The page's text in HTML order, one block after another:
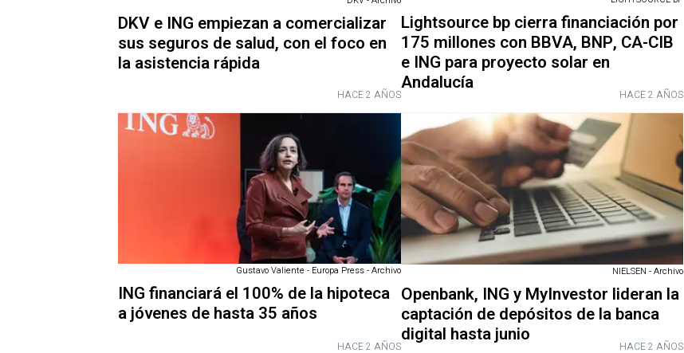
DKV e ING empiezan a comercializar
sus seguros de salud, con el foco en
la asistencia rápida
HACE 2 AÑOS
Lightsource bp cierra financiación por
175 millones con BBVA, BNP, CA-CIB
e ING para proyecto solar en
Andalucía
HACE 2 AÑOS
Gustavo Valiente - Europa Press - Archivo
ING financiará el 100% de la hipoteca
a jóvenes de hasta 35 años
HACE 2 AÑOS
NIELSEN - Archivo
Openbank, ING y MyInvestor lideran la
captación de depósitos de la banca
digital hasta junio
HACE 2 AÑOS